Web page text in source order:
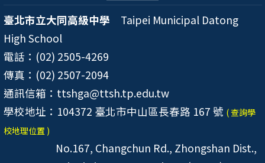
臺北市立大同高級中學 Taipei Municipal Datong
High School
電話：(02) 2505-4269
傳真：(02) 2507-2094
通訊信箱：ttshga@ttsh.tp.edu.tw
學校地址：104372 臺北市中山區長春路 167 號 ( 查詢學
校地理位置 )
No.167, Changchun Rd., Zhongshan Dist.,